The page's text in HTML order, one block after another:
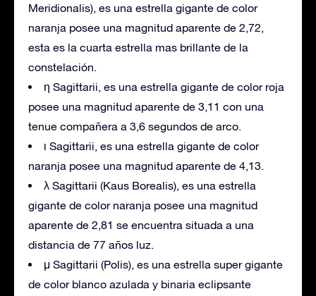
Meridionalis), es una estrella gigante de color
naranja posee una magnitud aparente de 2,72,
esta es la cuarta estrella mas brillante de la
constelación.
η Sagittarii, es una estrella gigante de color roja
posee una magnitud aparente de 3,11 con una
tenue compañera a 3,6 segundos de arco.
ι Sagittarii, es una estrella gigante de color
naranja posee una magnitud aparente de 4,13.
λ Sagittarii (Kaus Borealis), es una estrella
gigante de color naranja posee una magnitud
aparente de 2,81 se encuentra situada a una
distancia de 77 años luz.
μ Sagittarii (Polis), es una estrella super gigante
de color blanco azulada y binaria eclipsante